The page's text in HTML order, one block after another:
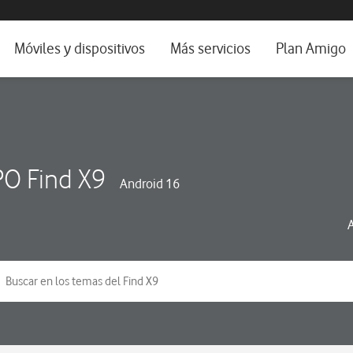
e idioma
Móviles y dispositivos Más servicios Plan Amigo
Find X9 Android 16